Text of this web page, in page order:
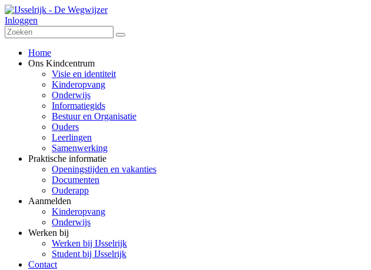
Inloggen
Home
Ons Kindcentrum
Visie en identiteit
Kinderopvang
Onderwijs
Informatiegids
Bestuur en Organisatie
Ouders
Leerlingen
Samenwerking
Praktische informatie
Openingstijden en vakanties
Documenten
Ouderapp
Aanmelden
Kinderopvang
Onderwijs
Werken bij
Werken bij IJsselrijk
Student bij IJsselrijk
Contact